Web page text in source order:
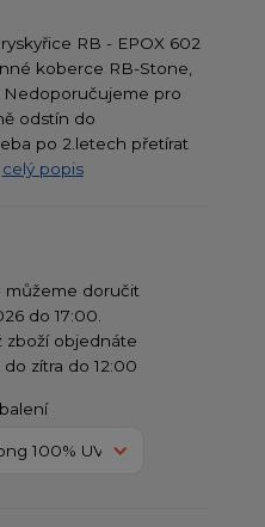
RB - EPOX 602
koberce RB-Stone,
Nedoporučujeme pro
odstín do
po 2.letech přetírat
celý popis
můžeme doručit
do 17:00.
zboží objednáte
zítra do 12:00